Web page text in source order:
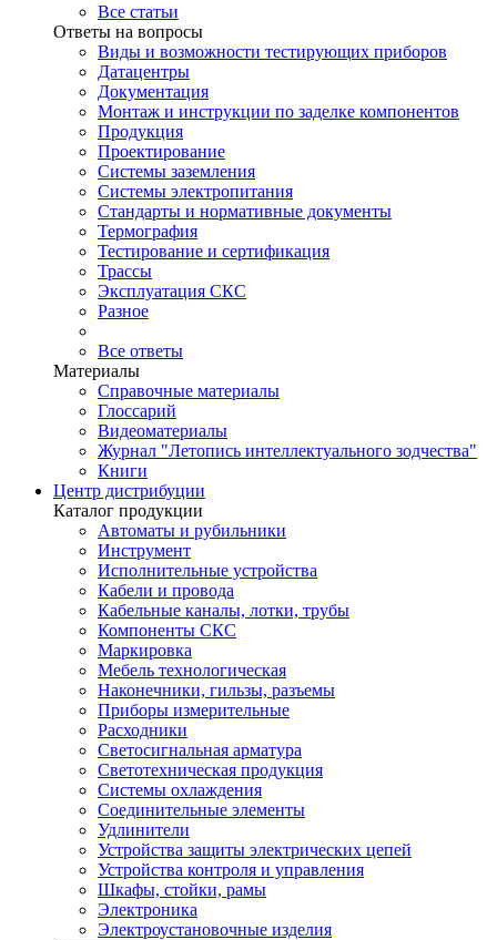
Все статьи
Ответы на вопросы
Виды и возможности тестирующих приборов
Датацентры
Документация
Монтаж и инструкции по заделке компонентов
Продукция
Проектирование
Системы заземления
Системы электропитания
Стандарты и нормативные документы
Термография
Тестирование и сертификация
Трассы
Эксплуатация СКС
Разное
Все ответы
Материалы
Справочные материалы
Глоссарий
Видеоматериалы
Журнал "Летопись интеллектуального зодчества"
Книги
Центр дистрибуции
Каталог продукции
Автоматы и рубильники
Инструмент
Исполнительные устройства
Кабели и провода
Кабельные каналы, лотки, трубы
Компоненты СКС
Маркировка
Мебель технологическая
Наконечники, гильзы, разъемы
Приборы измерительные
Расходники
Светосигнальная арматура
Светотехническая продукция
Системы охлаждения
Соединительные элементы
Удлинители
Устройства защиты электрических цепей
Устройства контроля и управления
Шкафы, стойки, рамы
Электроника
Электроустановочные изделия